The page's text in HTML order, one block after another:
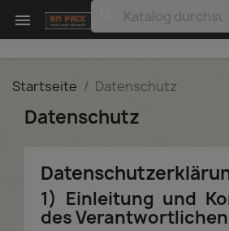

Startseite Datenschutz
Datenschutz
1) Einleitung und
des Verantwortlichen